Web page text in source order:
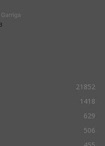
21852
1418
629
506